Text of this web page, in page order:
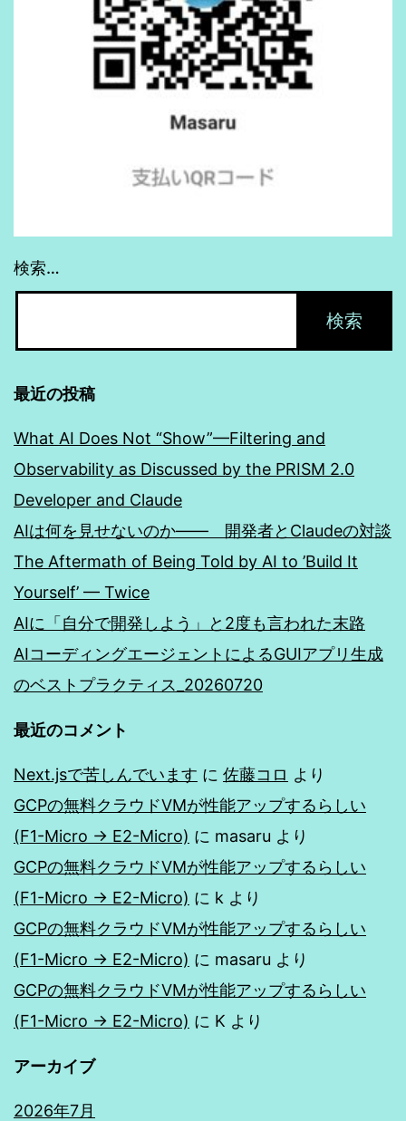
ト
ー
ル
検索…
最近の投稿
What AI Does Not “Show”—Filtering and
Observability as Discussed by the PRISM 2.0
Developer and Claude
AIは何を見せないのか―― 開発者とClaudeの対談
The Aftermath of Being Told by AI to ’Build It
Yourself’ — Twice
AIに「自分で開発しよう」と2度も言われた末路
AIコーディングエージェントによるGUIアプリ生成
のベストプラクティス_20260720
最近のコメント
Next.jsで苦しんでいます に 佐藤コロ より
GCPの無料クラウドVMが性能アップするらしい
(F1-Micro → E2-Micro) に masaru より
GCPの無料クラウドVMが性能アップするらしい
(F1-Micro → E2-Micro) に k より
GCPの無料クラウドVMが性能アップするらしい
(F1-Micro → E2-Micro) に masaru より
GCPの無料クラウドVMが性能アップするらしい
(F1-Micro → E2-Micro) に K より
アーカイブ
2026年7月